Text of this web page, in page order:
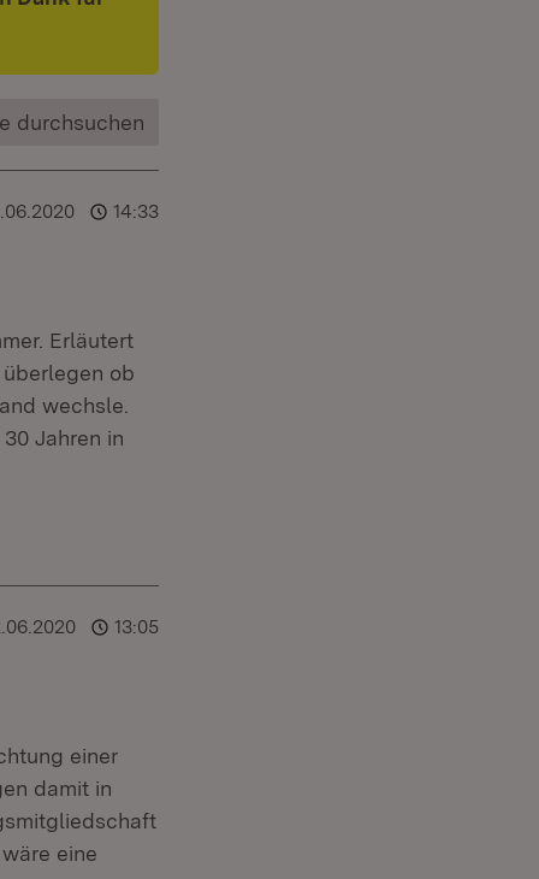
durchsuchen
14:33
Erläutert
ob
wechsle.
Jahren in
13:05
einer
damit in
eine